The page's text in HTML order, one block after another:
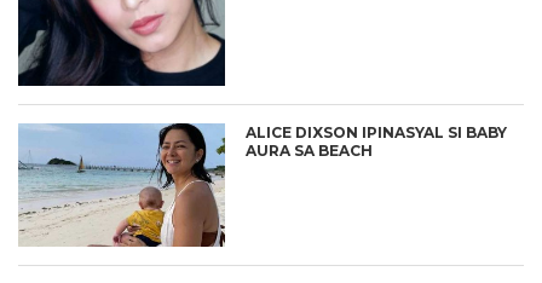
ALICE DIXSON IPINASYAL SI BABY
AURA SA BEACH